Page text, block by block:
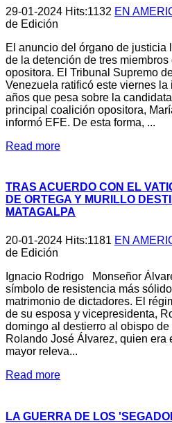
29-01-2024 Hits:1132 EN
de Edición
El anuncio del órgano de justicia
de la detención de tres miembros
opositora. El Tribunal Supremo
Venezuela ratificó este viernes
años que pesa sobre la
principal coalición opositora,
informó EFE. De esta forma, ...
Read more
TRAS ACUERDO CON EL
DE ORTEGA Y MURILLO
MATAGALPA
20-01-2024 Hits:1181 EN
de Edición
Ignacio Rodrigo Monseñor
símbolo de resistencia más
matrimonio de dictadores. El
de su esposa y vicepresidenta,
domingo al destierro al obispo
Rolando José Álvarez, quien era
mayor releva...
Read more
LA GUERRA DE LOS